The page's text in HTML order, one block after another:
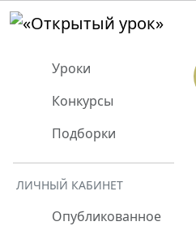
Уроки
Конкурсы
Подборки
ЛИЧНЫЙ КАБИНЕТ
Опубликованное